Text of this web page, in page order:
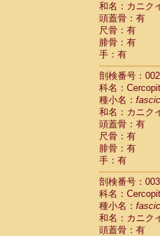
和名：カニク
頭蓋骨：有
尺骨：有
腓骨：有
手：有
剖検番号：
科名：
種小名：
和名：カニク
頭蓋骨：有
尺骨：有
腓骨：有
手：有
剖検番号：
科名：
種小名：
和名：カニク
頭蓋骨：有